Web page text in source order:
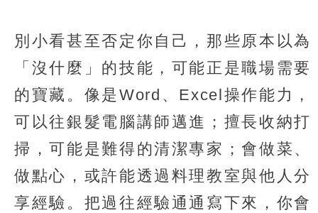
別小看甚至否定你自己，那些原本以為
「沒什麼」的技能，可能正是職場需要
的寶藏。像是Word、Excel操作能力，
可以往銀髮電腦講師邁進；擅長收納打
掃，可能是難得的清潔專家；會做菜、
做點心，或許能透過料理教室與他人分
享經驗。把過往經驗通通寫下來，你會